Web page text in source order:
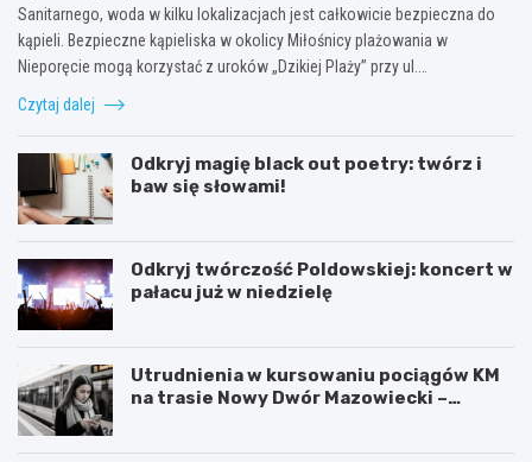
Sanitarnego, woda w kilku lokalizacjach jest całkowicie bezpieczna do
kąpieli. Bezpieczne kąpieliska w okolicy Miłośnicy plażowania w
Nieporęcie mogą korzystać z uroków „Dzikiej Plaży” przy ul.…
Czytaj dalej
Odkryj magię black out poetry: twórz i
baw się słowami!
Odkryj twórczość Poldowskiej: koncert w
pałacu już w niedzielę
Utrudnienia w kursowaniu pociągów KM
na trasie Nowy Dwór Mazowiecki –